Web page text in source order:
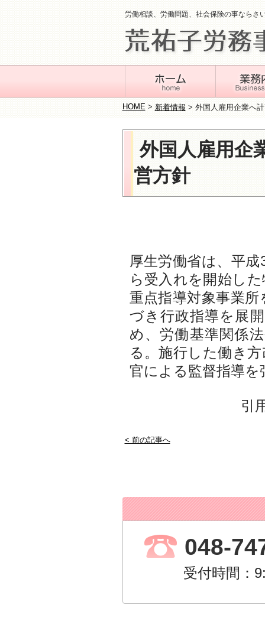
労働相談、労働問題、社会保険の事ならさ
HOME> 新着情報 > 外国人雇用企業へ
外国人雇用企
営方針
厚生労働省は、平
ら受入れを開始し
重点指導対象事業
づき行政指導を展
め、労働基準関係
る。施行した働き
官による監督指導を
引
< 前の記事へ
048-
受付時間：